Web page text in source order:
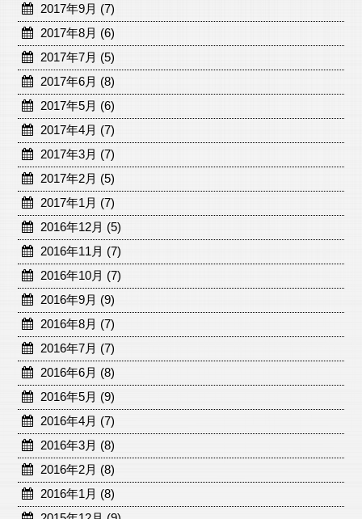
2017年9月 (7)
2017年8月 (6)
2017年7月 (5)
2017年6月 (8)
2017年5月 (6)
2017年4月 (7)
2017年3月 (7)
2017年2月 (5)
2017年1月 (7)
2016年12月 (5)
2016年11月 (7)
2016年10月 (7)
2016年9月 (9)
2016年8月 (7)
2016年7月 (7)
2016年6月 (8)
2016年5月 (9)
2016年4月 (7)
2016年3月 (8)
2016年2月 (8)
2016年1月 (8)